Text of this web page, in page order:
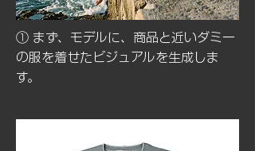
① まず、モデルに、商品と近いダミー
の服を着せたビジュアルを生成しま
す。